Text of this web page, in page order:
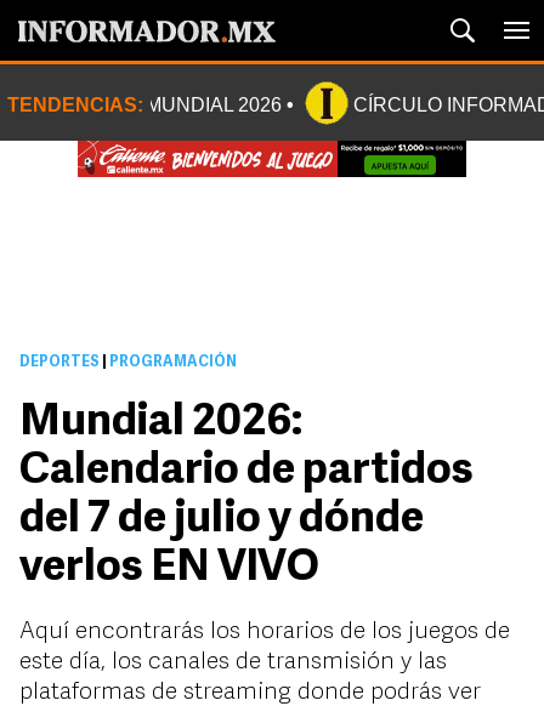
TENDENCIAS: MUNDIAL 2026 CÍRCULO
DEPORTES PROGRAMACIÓN
Mundial 2026:
Calendario de partidos
del 7 de julio y dónde
verlos EN VIVO
Aquí encontrarás los horarios de los juegos de
este día, los canales de transmisión y las
plataformas de streaming donde podrás ver